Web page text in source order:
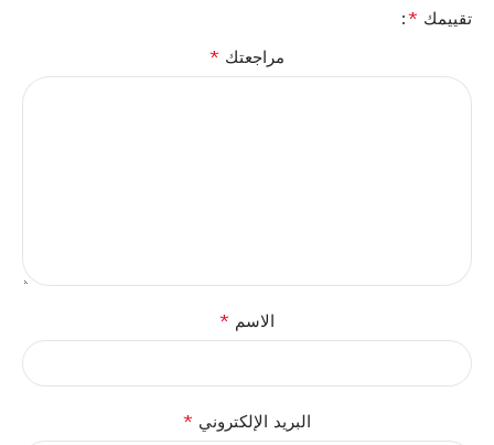
تقييمك *
مراجعتك *
الاسم *
البريد الإلكتروني *